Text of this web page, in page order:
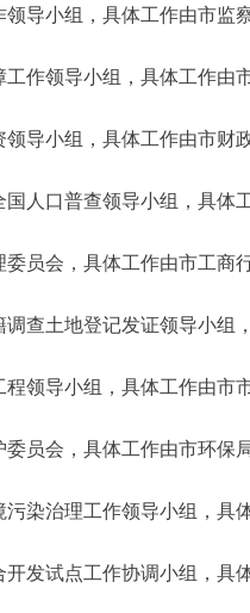
导小组，具体工作由市监
领导小组，具体工作由
导小组，具体工作由市财
口普查领导小组，具体
会，具体工作由市工商
土地登记发证领导小组
导小组，具体工作由市
员会，具体工作由市环保
治理工作领导小组，具
试点工作协调小组，具